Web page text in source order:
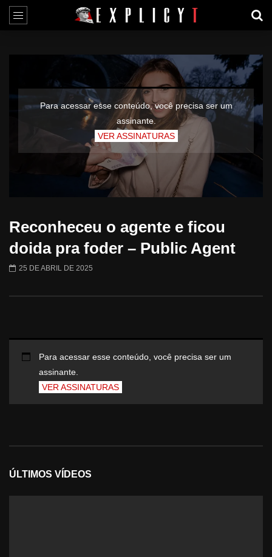
Para acessar esse conteúdo, você precisa ser um
assinante.
VER ASSINATURAS
Reconheceu o agente e ficou
doida pra foder – Public Agent
25 DE ABRIL DE 2025
Para acessar esse conteúdo, você precisa ser um
assinante.
VER ASSINATURAS
ÚLTIMOS VÍDEOS